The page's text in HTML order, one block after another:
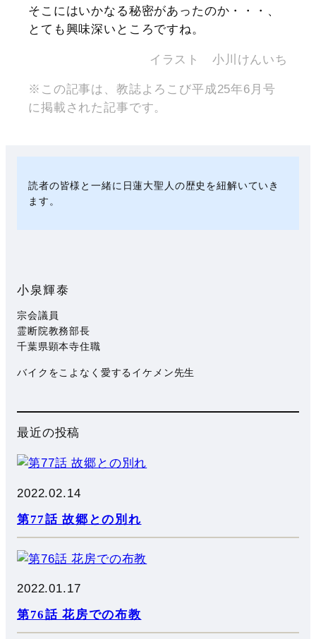
そこにはいかなる秘密があったのか・・・、
とても興味深いところですね。
イラスト 小川けんいち
※この記事は、教誌よろこび平成25年6月号
に掲載された記事です。
読者の皆様と一緒に日蓮大聖人の歴史を紐解いていき
ます。
小泉輝泰
宗会議員
霊断院教務部長
千葉県顕本寺住職
バイクをこよなく愛するイケメン先生
最近の投稿
2022.02.14
第77話 故郷との別れ
2022.01.17
第76話 花房での布教